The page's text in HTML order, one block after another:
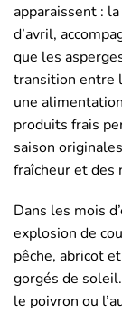
apparaissent :
d’avril,
que les
transition entre
une
produits frais
saison
fraîcheur et des
Dans les mois
explosion de
pêche, abricot
gorgés de
le poivron ou